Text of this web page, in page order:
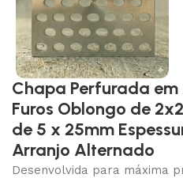
Chapa Perfurada
Furos Oblongo de
de 5 x 25mm
Arranjo Alternado
Desenvolvida para máxima